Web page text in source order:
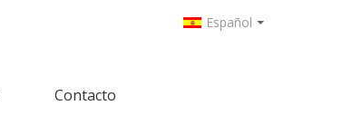
Español
Contacto